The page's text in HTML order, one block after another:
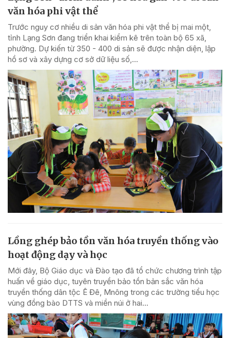
văn hóa phi vật thể
Trước nguy cơ nhiều di sản văn hóa phi vật thể bị mai một,
tỉnh Lạng Sơn đang triển khai kiểm kê trên toàn bộ 65 xã,
phường. Dự kiến từ 350 - 400 di sản sẽ được nhận diện, lập
hồ sơ và xây dựng cơ sở dữ liệu số,...
Lồng ghép bảo tồn văn hóa truyền thống vào
hoạt động dạy và học
Mới đây, Bộ Giáo dục và Đào tạo đã tổ chức chương trình tập
huấn về giáo dục, tuyên truyền bảo tồn bản sắc văn hóa
truyền thống dân tộc Ê Đê, Mnông trong các trường tiểu học
vùng đồng bào DTTS và miền núi ở hai...